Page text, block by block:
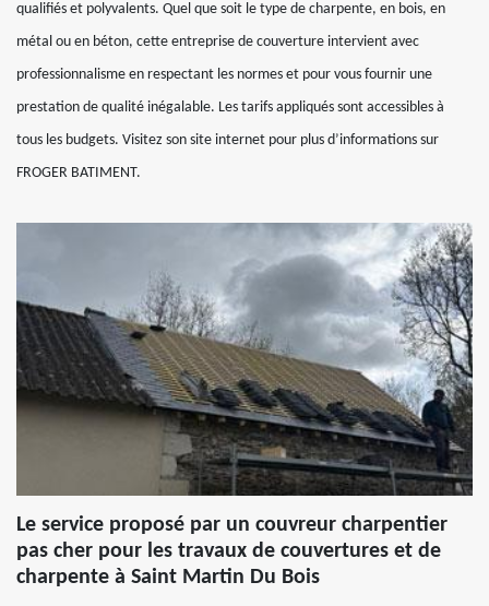
qualifiés et polyvalents. Quel que soit le type de charpente, en bois, en
métal ou en béton, cette entreprise de couverture intervient avec
professionnalisme en respectant les normes et pour vous fournir une
prestation de qualité inégalable. Les tarifs appliqués sont accessibles à
tous les budgets. Visitez son site internet pour plus d’informations sur
FROGER BATIMENT.
Le service proposé par un couvreur charpentier
pas cher pour les travaux de couvertures et de
charpente à Saint Martin Du Bois